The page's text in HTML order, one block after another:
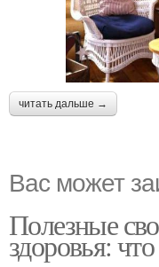
читать дальше →
Вас может
Полезные
здоровья: